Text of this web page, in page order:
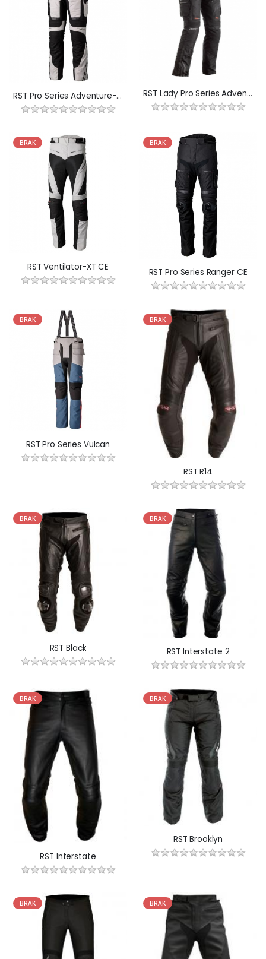
RST Pro Series Adventure-X Ce RST Lady Pro Series Adventure X Ce
BRAK
RST Ventilator-XT CE
BRAK
RST Pro Series Ranger CE
BRAK
RST Pro Series Vulcan
BRAK
RST R14
BRAK
RST Black
BRAK
RST Interstate 2
BRAK
RST Interstate
BRAK
RST Brooklyn
BRAK BRAK